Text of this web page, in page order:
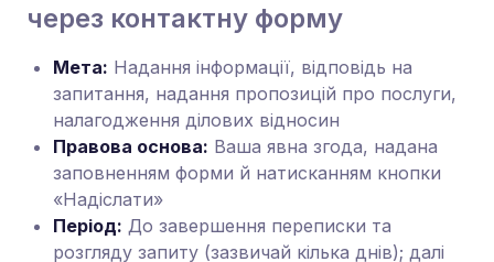
через контактну форму
Мета: Надання інформації, відповідь на
запитання, надання пропозицій про послуги,
налагодження ділових відносин
Правова основа: Ваша явна згода, надана
заповненням форми й натисканням кнопки
«Надіслати»
Період: До завершення переписки та
розгляду запиту (зазвичай кілька днів); далі